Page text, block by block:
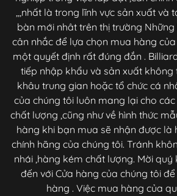
,,,nhất là trong lĩnh vực sản xuất và
bàn mới nhât trên thị trường
cân nhắc để lựa chọn mua hàng
một quyết định rất đúng đắn .
tiếp nhập khẩu và sản xuất
khâu trung gian hoặc tổ chức cá
của chúng tôi luôn mang lại cho
chất lượng ,cũng như về hình thức
hàng khi bạn mua sẽ nhận được là
chính hãng của chúng tôi. Tránh
nhái ,hàng kém chất lượng. Mời
đến với Cửa hàng của chúng tôi
hàng . Việc mua hàng của